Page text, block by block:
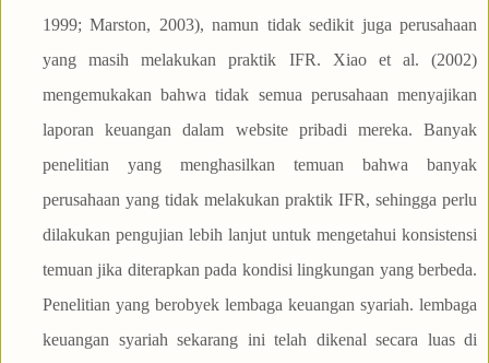
1999; Marston, 2003), namun tidak sedikit juga perusahaan
yang masih melakukan praktik IFR. Xiao et al. (2002)
mengemukakan bahwa tidak semua perusahaan menyajikan
laporan keuangan dalam website pribadi mereka. Banyak
penelitian yang menghasilkan temuan bahwa banyak
perusahaan yang tidak melakukan praktik IFR, sehingga perlu
dilakukan pengujian lebih lanjut untuk mengetahui konsistensi
temuan jika diterapkan pada kondisi lingkungan yang berbeda.
Penelitian yang berobyek lembaga keuangan syariah. lembaga
keuangan syariah sekarang ini telah dikenal secara luas di